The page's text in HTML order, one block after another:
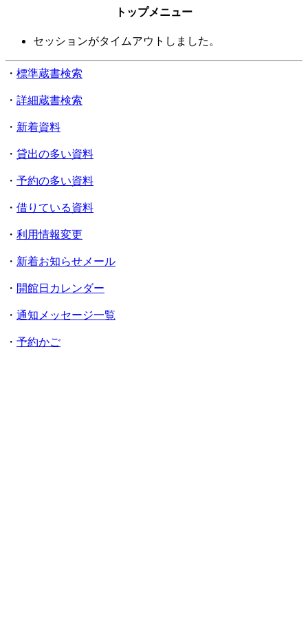
トップメニュー
セッションがタイムアウトしました。
・ 標準蔵書検索
・ 詳細蔵書検索
・ 新着資料
・ 貸出の多い資料
・ 予約の多い資料
・ 借りている資料
・ 利用情報変更
・ 新着お知らせメール
・ 開館日カレンダー
・ 通知メッセージ一覧
・ 予約かご